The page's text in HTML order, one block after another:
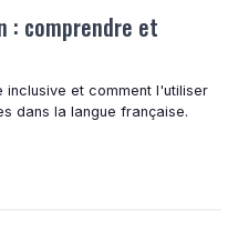
: comprendre et
et comment l'utiliser
dans la langue française.